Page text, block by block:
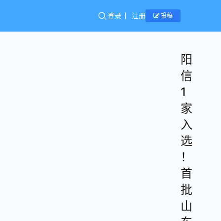
登录 注册 投稿
阳
信
1
家
入
选
！
首
批
山